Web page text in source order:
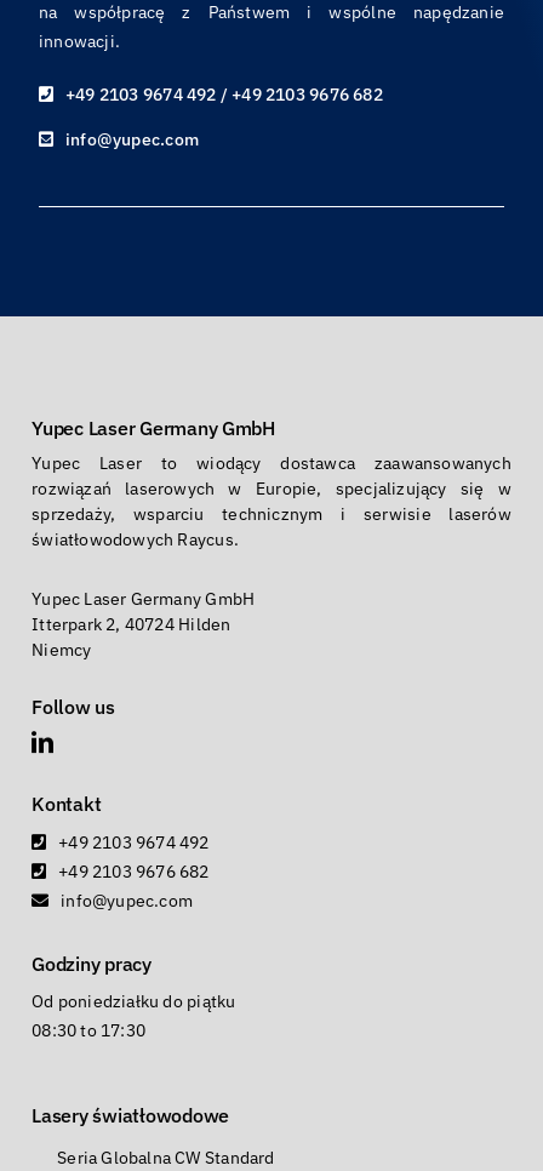
na współpracę z Państwem i wspólne napędzanie
innowacji.
+49 2103 9674 492 / +49 2103 9676 682
info@yupec.com
Yupec Laser Germany GmbH
Yupec Laser to wiodący dostawca zaawansowanych
rozwiązań laserowych w Europie, specjalizujący się w
sprzedaży, wsparciu technicznym i serwisie laserów
światłowodowych Raycus.
Yupec Laser Germany GmbH
Itterpark 2, 40724 Hilden
Niemcy
Follow us
Kontakt
+49 2103 9674 492
+49 2103 9676 682
info@yupec.com
Godziny pracy
Od poniedziałku do piątku
08:30 to 17:30
Lasery światłowodowe
Seria Globalna CW Standard